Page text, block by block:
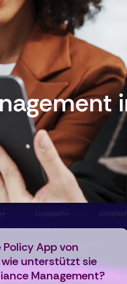
App von
unterstützt sie
Management?